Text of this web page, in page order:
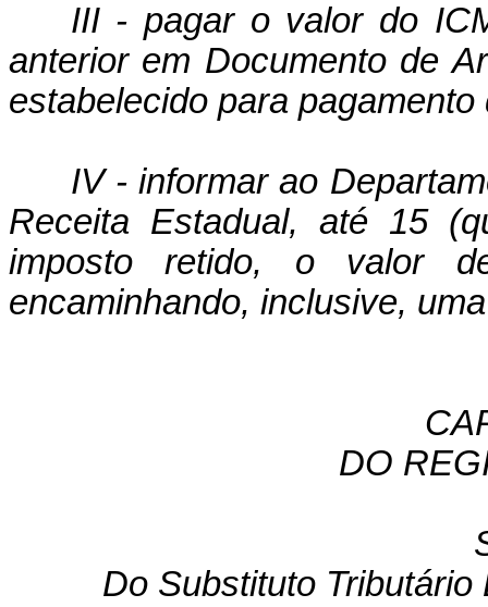
III - pagar o valor do
anterior em Documento de
estabelecido para
IV - informar ao
Re­ceita Estadual, até 15
imposto retido, o valor
encaminhando, inclusive,
DO
Do Substituto